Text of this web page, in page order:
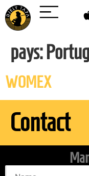
pays:
WOMEX
Contact